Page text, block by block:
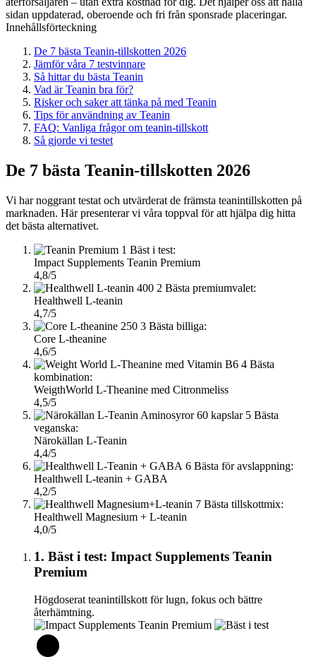
sidan uppdaterad, oberoende och fri från sponsrade placeringar.
Innehållsförteckning
De 7 bästa Teanin-tillskotten 2026
Jämför våra 7 testvinnare
Så hittar du bästa Teanin
Vad är Teanin bra för?
Risker och saker att tänka på med Teanin
Tips för användning av Teanin
FAQ: Vanliga frågor om teanin-tillskott
Så gjorde vi testet
De 7 bästa Teanin-tillskotten 2026
Vi har noggrant testat och utvärderat de främsta teanintillskotten på
marknaden. Här presenterar vi våra toppval för att hjälpa dig hitta
det bästa alternativet.
1 Bäst i test:
Impact Supplements Teanin Premium
4,8/5
2 Bästa premiumvalet:
Healthwell L-teanin
4,7/5
3 Bästa billiga:
Core L-theanine
4,6/5
4 Bästa
kombination:
WeigthWorld L-Theanine med Citronmeliss
4,5/5
5 Bästa
veganska:
Närokällan L-Teanin
4,4/5
6 Bästa för avslappning:
Healthwell L-teanin + GABA
4,2/5
7 Bästa tillskottmix:
Healthwell Magnesium + L-teanin
4,0/5
1. Bäst i test: Impact Supplements Teanin
Premium
Högdoserat teanintillskott för lugn, fokus och bättre
återhämtning.